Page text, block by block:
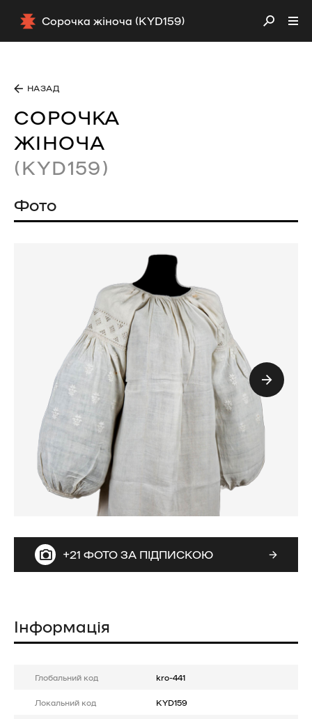
Сорочка жіноча (KYD159)
НАЗАД
СОРОЧКА
ЖІНОЧА
(KYD159)
Фото
+21 ФОТО ЗА ПІДПИСКОЮ
Інформація
Глобальний код kro-441
Локальний код KYD159